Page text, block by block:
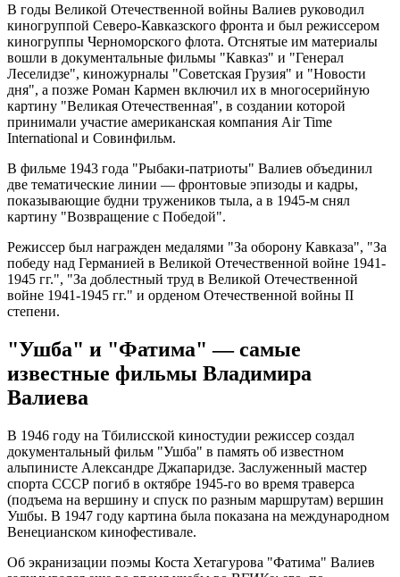
В годы Великой Отечественной войны Валиев руководил
киногруппой Северо-Кавказского фронта и был режиссером
киногруппы Черноморского флота. Отснятые им материалы
вошли в документальные фильмы "Кавказ" и "Генерал
Леселидзе", киножурналы "Советская Грузия" и "Новости
дня", а позже Роман Кармен включил их в многосерийную
картину "Великая Отечественная", в создании которой
принимали участие американская компания Air Time
International и Совинфильм.
В фильме 1943 года "Рыбаки-патриоты" Валиев объединил
две тематические линии — фронтовые эпизоды и кадры,
показывающие будни тружеников тыла, а в 1945-м снял
картину "Возвращение с Победой".
Режиссер был награжден медалями "За оборону Кавказа", "За
победу над Германией в Великой Отечественной войне 1941-
1945 гг.", "За доблестный труд в Великой Отечественной
войне 1941-1945 гг." и орденом Отечественной войны II
степени.
"Ушба" и "Фатима" — самые
известные фильмы Владимира
Валиева
В 1946 году на Тбилисской киностудии режиссер создал
документальный фильм "Ушба" в память об известном
альпинисте Александре Джапаридзе. Заслуженный мастер
спорта СССР погиб в октябре 1945-го во время траверса
(подъема на вершину и спуск по разным маршрутам) вершин
Ушбы. В 1947 году картина была показана на международном
Венецианском кинофестивале.
Об экранизации поэмы Коста Хетагурова "Фатима" Валиев